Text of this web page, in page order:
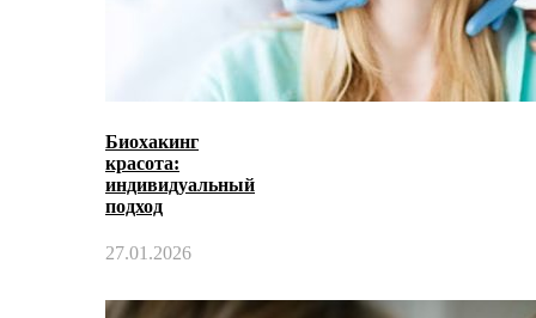
Биохакинг
красота:
индивидуальный
подход
27.01.2026